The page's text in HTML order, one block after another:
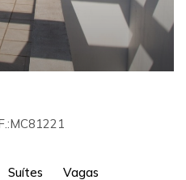
Suítes
Vagas